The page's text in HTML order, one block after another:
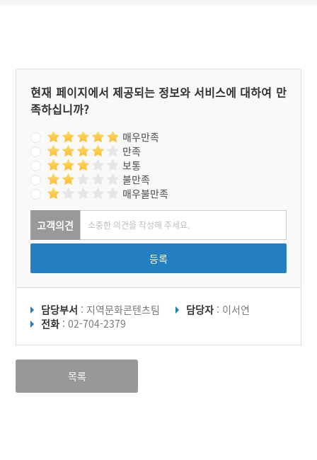
현재 페이지에서 제공되는 정보와 서비스에 대하여 만
족하십니까?
매우만족
만족
보통
불만족
매우불만족
고객의견
등록
담당부서 : 지역문화콘텐츠팀 담당자 : 이서연
전화 : 02-704-2379
목록